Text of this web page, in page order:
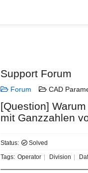
Support Forum
Forum CAD
[Question]
mit Ganzzahlen
Status:
Solved
Tags: Operator Division